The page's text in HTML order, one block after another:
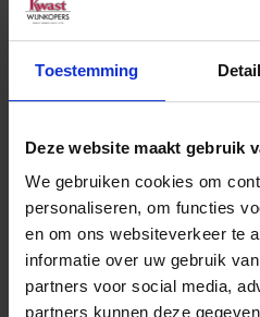
Toestemming
Deze website maakt gebruik
We gebruiken cookies om
personaliseren, om functies
en om ons websiteverkeer te
informatie over uw gebruik
partners voor social media,
partners kunnen deze
Andere wijnen